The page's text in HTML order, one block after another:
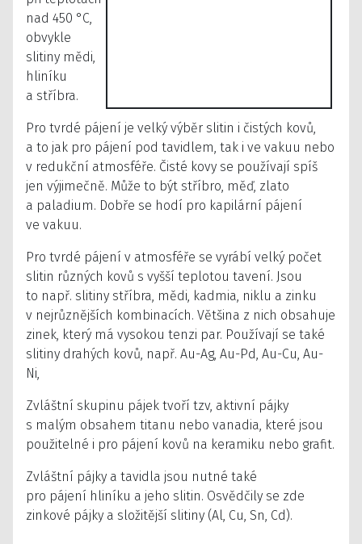
nad 450 °C,
obvykle
slitiny mědi,
hliníku
a stříbra.
Pro tvrdé pájení je velký výběr slitin i čistých kovů,
a to jak pro pájení pod tavidlem, tak i ve vakuu nebo
v redukční atmosféře. Čisté kovy se používají spíš
jen výjimečně. Může to být stříbro, měď, zlato
a paladium. Dobře se hodí pro kapilární pájení
ve vakuu.
Pro tvrdé pájení v atmosféře se vyrábí velký počet
slitin různých kovů s vyšší teplotou tavení. Jsou
to např. slitiny stříbra, mědi, kadmia, niklu a zinku
v nejrůznějších kombinacích. Většina z nich obsahuje
zinek, který má vysokou tenzi par. Používají se také
slitiny drahých kovů, např. Au-Ag, Au-Pd, Au-Cu, Au-
Ni,
Zvláštní skupinu pájek tvoří tzv, aktivní pájky
s malým obsahem titanu nebo vanadia, které jsou
použitelné i pro pájení kovů na keramiku nebo grafit.
Zvláštní pájky a tavidla jsou nutné také
pro pájení hliníku a jeho slitin. Osvědčily se zde
zinkové pájky a složitější slitiny (Al, Cu, Sn, Cd).